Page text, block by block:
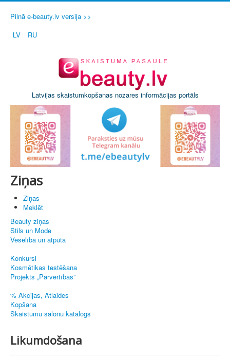
Pilnā e-beauty.lv versija >>
LV
RU
Latvijas skaistumkopšanas nozares informācijas portāls
Ziņas
Ziņas
Meklēt
Beauty ziņas
Stils un Mode
Veselība un atpūta
Konkursi
Kosmētikas testēšana
Projekts „Pārvērtības”
% Akcijas, Atlaides
Kopšana
Skaistumu salonu katalogs
Likumdošana